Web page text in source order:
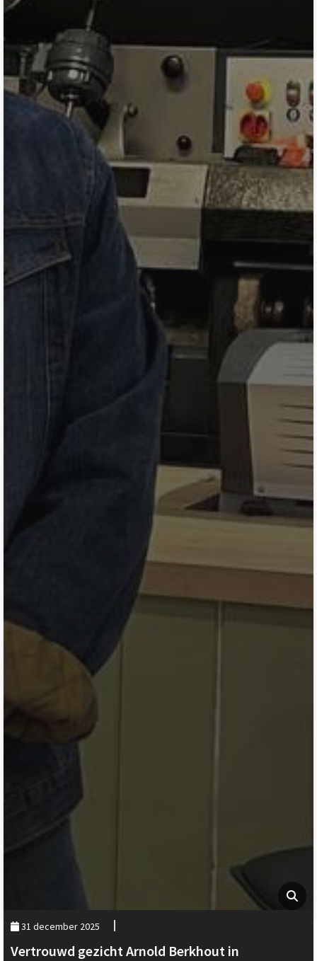
31 december 2025
Vertrouwd gezicht Arnold Berkhout in